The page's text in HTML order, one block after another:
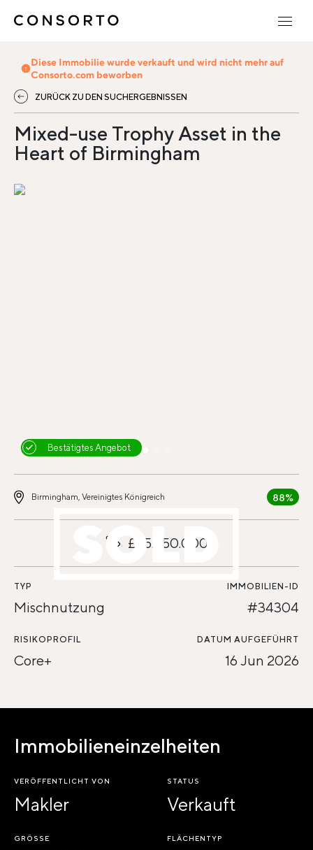
Diese Immobilie wurde verkauft und wird nicht mehr auf
Consorto.com beworben
ZURÜCK ZU DEN SUCHERGEBNISSEN
Mixed-use Trophy Asset in the
Heart of Birmingham
Bestätigtes Angebot
Birmingham, Vereinigtes Königreich 88%
£25.650.000
TYP
Mischnutzung
IMMOBILIEN-ID
#34304
RISIKOPROFIL
Core+
DATUM AUFGEFÜHRT
16 Jun 2026
Immobilieneinzelheiten
VERÖFFENTLICHT VON
Makler
STATUS
Verkauft
GRÖSSE FLÄCHENTYP